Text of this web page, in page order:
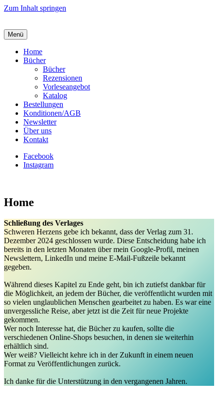
Zum Inhalt springen
Menü
Home
Bücher
Bücher
Rezensionen
Vorleseangebot
Katalog
Bestellungen
Konditionen/AGB
Newsletter
Über uns
Kontakt
Facebook
Instagram
Home
Schließung des Verlages
Schweren Herzens gebe ich bekannt, dass der Verlag zum 31.
Dezember 2024 geschlossen wurde. Diese Entscheidung habe ich
bereits in den letzten Monaten über mein Google-Profil, meinen
Newslettern, LinkedIn und meine E-Mail-Fußzeile bekannt
gegeben.
Während dieses Kapitel zu Ende geht, bin ich zutiefst dankbar für
die Möglichkeit, an jedem der Bücher, die veröffentlicht wurden mit
so vielen unglaublichen Menschen gearbeitet zu haben. Es war eine
unvergessliche Reise, aber jetzt ist die Zeit für neue Projekte
gekommen.
Wer noch Interesse hat, die Bücher zu kaufen, sollte die
verschiedenen Online-Shops besuchen, in denen sie weiterhin
erhältlich sind.
Wer weiß? Vielleicht kehre ich in der Zukunft in einem neuen
Format zu Veröffentlichungen zurück.
Ich danke für die Unterstützung in den vergangenen Jahren.